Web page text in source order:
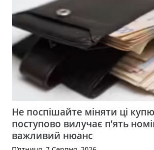
Не поспішайте міняти ці
поступово вилучає п’ять
важливий нюанс